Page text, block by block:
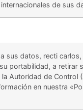
de sus
sus datos, recti
portabilidad, a retirar
Autoridad de Control
en nuestra